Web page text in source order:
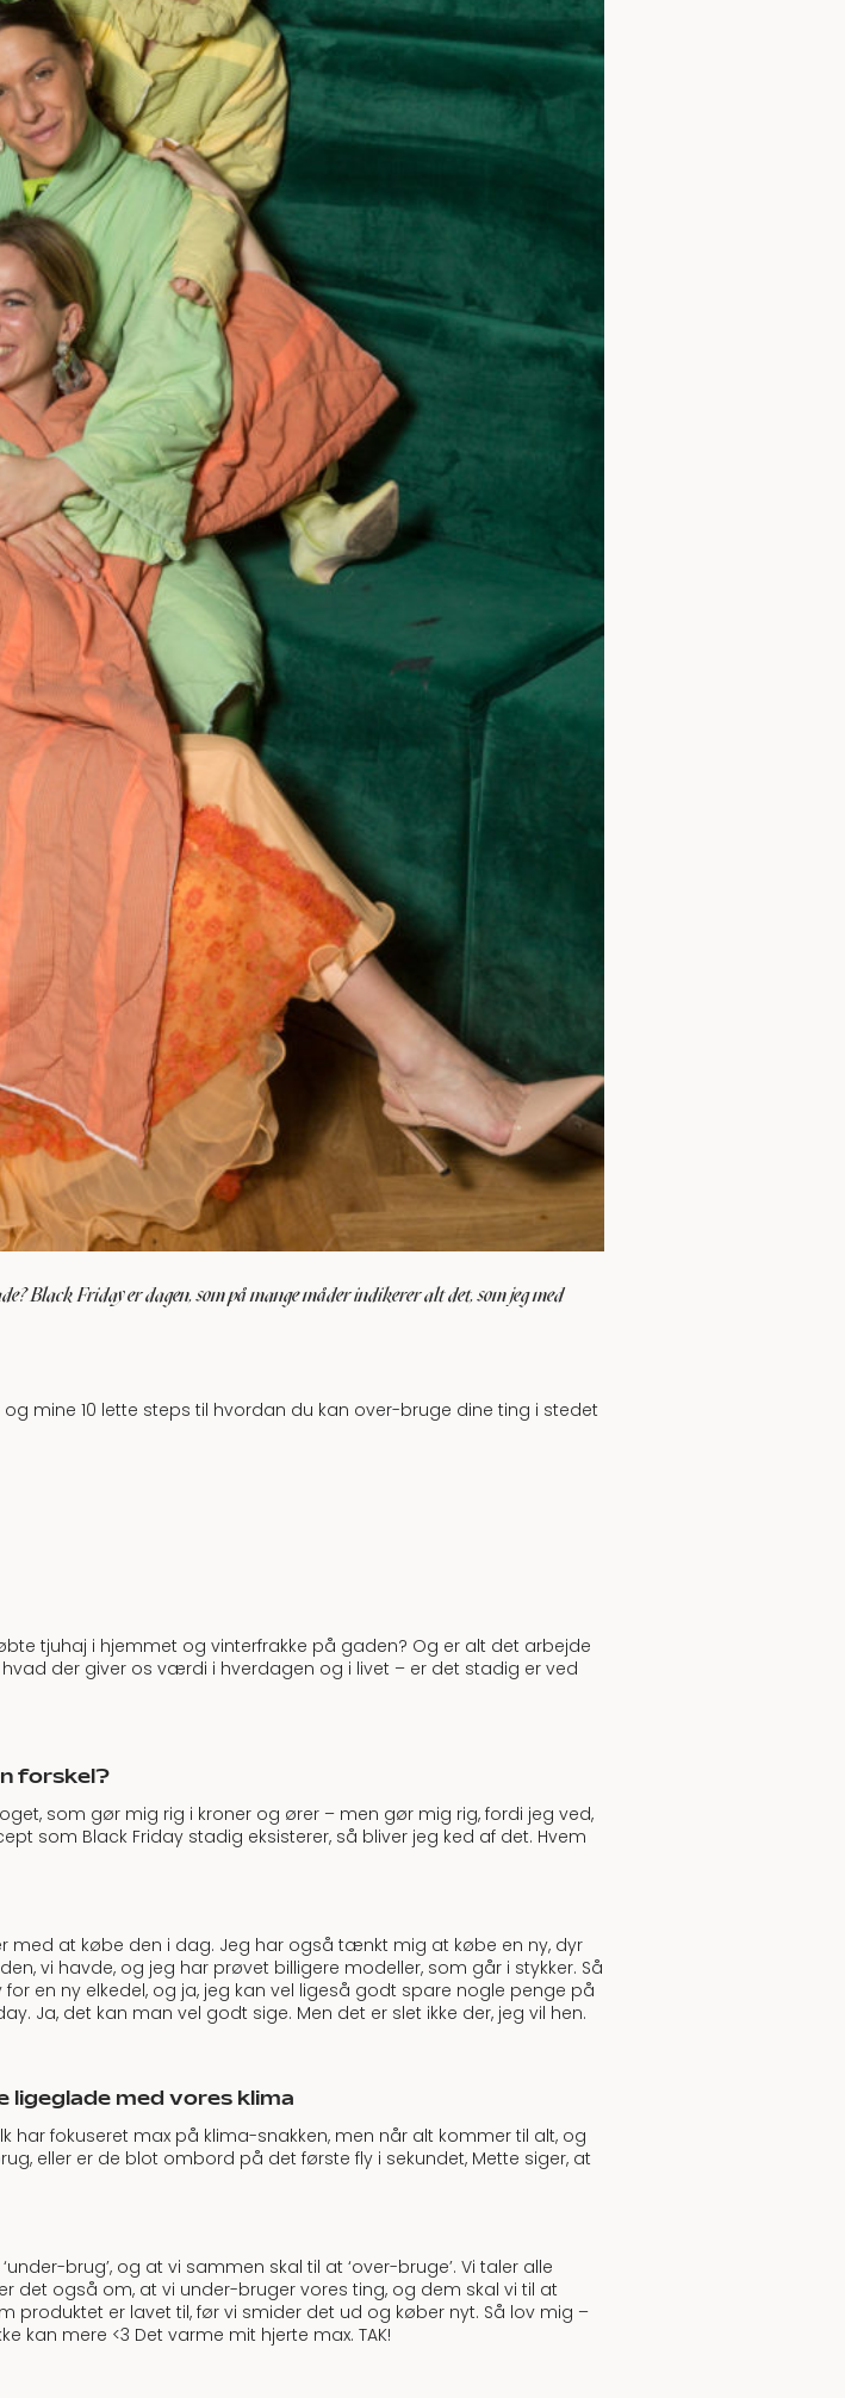
Black Friday er dagen, som på mange måder indikerer alt det, som jeg med
og mine 10 lette steps til hvordan du kan over-bruge dine ting i stedet
tjuhaj i hjemmet og vinterfrakke på gaden? Og er alt det arbejde
der giver os værdi i hverdagen og i livet – er det stadig er ved
forskel?
som gør mig rig i kroner og ører – men gør mig rig, fordi jeg ved,
som Black Friday stadig eksisterer, så bliver jeg ked af det. Hvem
med at købe den i dag. Jeg har også tænkt mig at købe en ny, dyr
vi havde, og jeg har prøvet billigere modeller, som går i stykker. Så
en ny elkedel, og ja, jeg kan vel ligeså godt spare nogle penge på
Ja, det kan man vel godt sige. Men det er slet ikke der, jeg vil hen.
med vores klima
fokuseret max på klima-snakken, men når alt kommer til alt, og
eller er de blot ombord på det første fly i sekundet, Mette siger, at
brug’, og at vi sammen skal til at ‘over-bruge’. Vi taler alle
også om, at vi under-bruger vores ting, og dem skal vi til at
er lavet til, før vi smider det ud og køber nyt. Så lov mig –
kan mere <3 Det varme mit hjerte max. TAK!